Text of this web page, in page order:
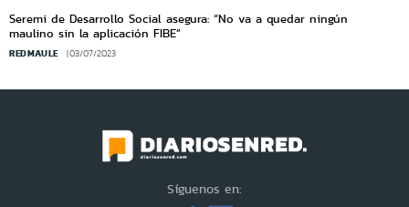
Seremi de Desarrollo Social asegura: “No va a quedar ningún
maulino sin la aplicación FIBE”
REDMAULE 03/07/2023
Síguenos en: